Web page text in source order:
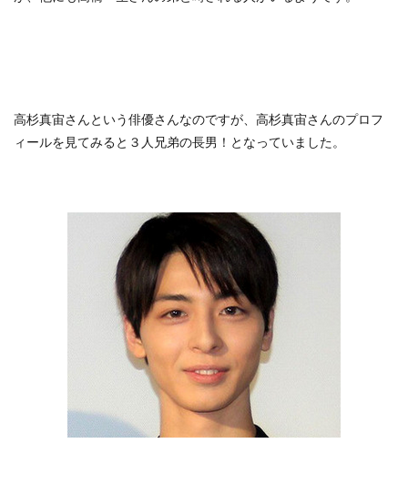
高杉真宙さんという俳優さんなのですが、高杉真宙さんのプロフ
ィールを見てみると３人兄弟の長男！となっていました。